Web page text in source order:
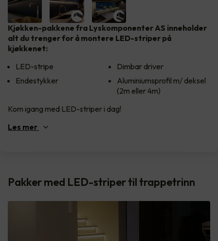
Kjøkken-pakkene fra Lyskomponenter AS inneholder
alt du trenger for å montere LED-striper på
kjøkkenet:
LED-stripe
Endestykker
Dimbar driver
Aluminiumsprofil m/ deksel
(2m eller 4m)
Kom igang med LED-striper i dag!
Les mer
Pakker med LED-striper til trappetrinn